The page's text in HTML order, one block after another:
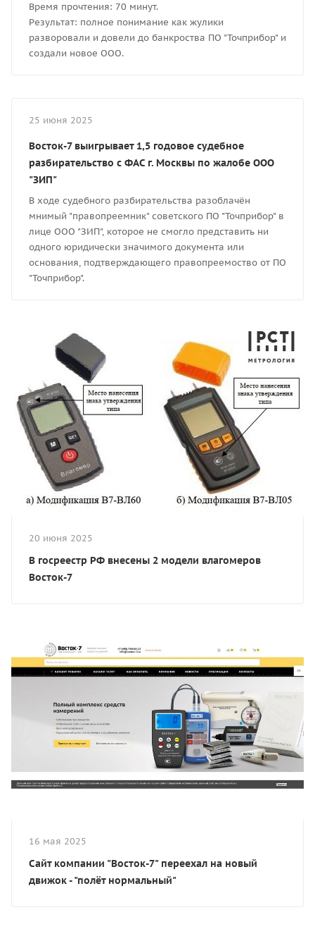
Время прочтения: 70 минут.
Результат: полное понимание как жулики
разворовали и довели до банкроства ПО "Точприбор" и
создали новое ООО.
25 июня 2025
Восток-7 выигрывает 1,5 годовое судебное
разбирательство с ФАС г. Москвы по жалобе ООО
"ЗИП"
В ходе судебного разбирательства разоблачён
мнимый "правопреемник" советского ПО "Точприбор" в
лице ООО "ЗИП", которое не смогло представить ни
одного юридически значимого документа или
основания, подтверждающего правопреемоство от ПО
"Точприбор".
20 июня 2025
В госреестр РФ внесены 2 модели влагомеров
Восток-7
16 мая 2025
Сайт компании "Восток-7" переехал на новый
движок - "полёт нормальный"